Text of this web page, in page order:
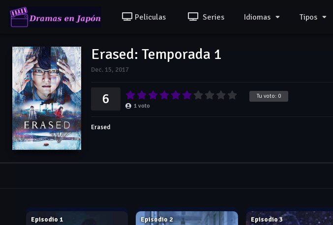
Peliculas Series Idiomas Tipos
Erased: Temporada 1
Dec. 15, 2017
Tu voto: 0
6 1 voto
Erased
Episodio 1 Episodio 2 Episodio 3